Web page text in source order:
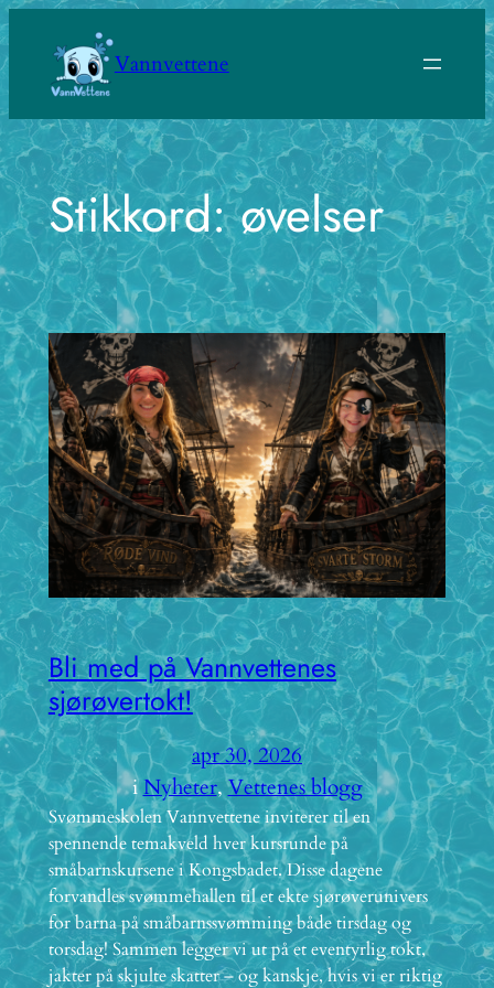
Hopp
til
innhold
Vannvettene
Stikkord:øvelser
Bli med på Vannvettenes
sjørøvertokt!
apr 30, 2026
iNyheter, Vettenes blogg
Svømmeskolen Vannvettene inviterer til en
spennende temakveld hver kursrunde på
småbarnskursene i Kongsbadet. Disse dagene
forvandles svømmehallen til et ekte sjørøverunivers
for barna på småbarnssvømming både tirsdag og
torsdag! Sammen legger vi ut på et eventyrlig tokt,
jakter på skjulte skatter – og kanskje, hvis vi er riktig